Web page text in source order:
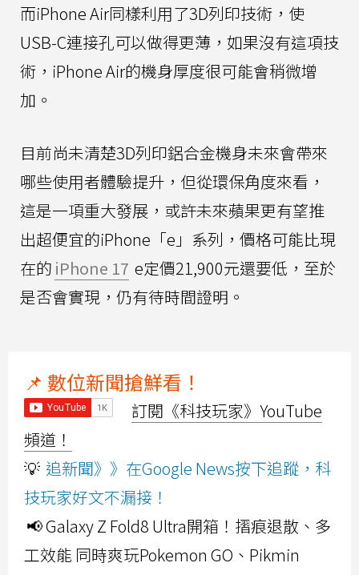
而iPhone Air同樣利用了3D列印技術，使
USB-C連接孔可以做得更薄，如果沒有這項技
術，iPhone Air的機身厚度很可能會稍微增
加。
目前尚未清楚3D列印鋁合金機身未來會帶來
哪些使用者體驗提升，但從環保角度來看，
這是一項重大發展，或許未來蘋果更有望推
出超便宜的iPhone「e」系列，價格可能比現
在的 iPhone 17 e定價21,900元還要低，至於
是否會實現，仍有待時間證明。
📌 數位新聞搶鮮看！
訂閱《科技玩家》YouTube
頻道！
💡 追新聞》》在Google News按下追蹤，科
技玩家好文不漏接！
📢 Galaxy Z Fold8 Ultra開箱！摺痕退散、多
工效能 同時爽玩Pokemon GO、Pikmin